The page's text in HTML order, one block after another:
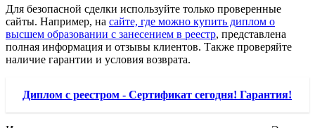
Для безопасной сделки используйте только проверенные
сайты. Например, на сайте, где можно купить диплом о
высшем образовании с занесением в реестр, представлена
полная информация и отзывы клиентов. Также проверяйте
наличие гарантии и условия возврата.
Диплом с реестром - Сертификат сегодня! Гарантия!